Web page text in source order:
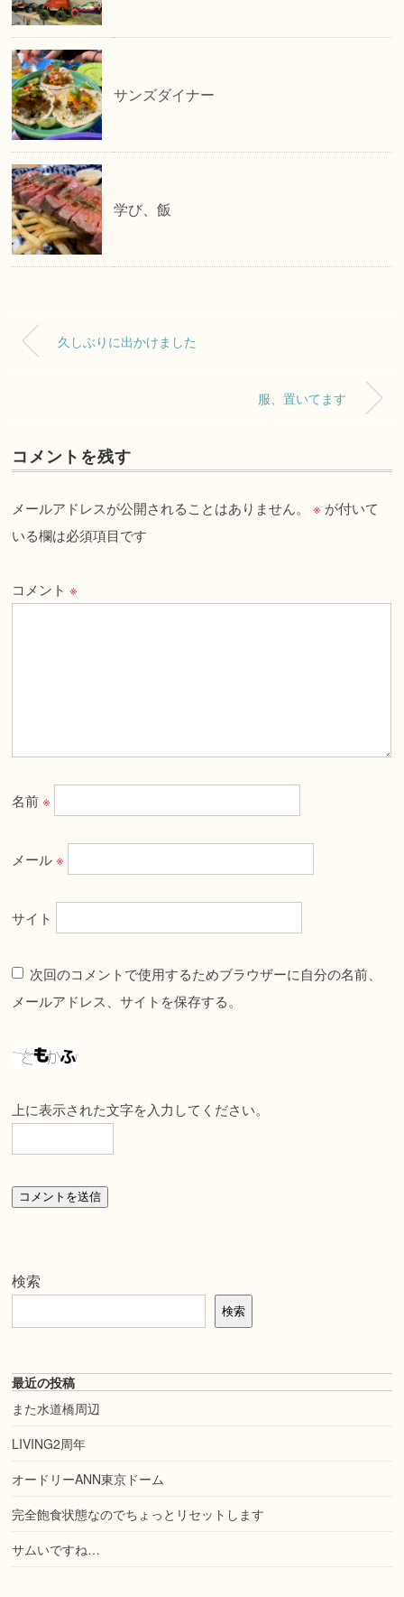
サンズダイナー
学び、飯
久しぶりに出かけました
服、置いてます
コメントを残す
メールアドレスが公開されることはありません。 ※ が付いて
いる欄は必須項目です
コメント※
名前※
メール※
サイト
次回のコメントで使用するためブラウザーに自分の名前、
メールアドレス、サイトを保存する。
上に表示された文字を入力してください。
検索
検索
最近の投稿
また水道橋周辺
LIVING2周年
オードリーANN東京ドーム
完全飽食状態なのでちょっとリセットします
サムいですね…